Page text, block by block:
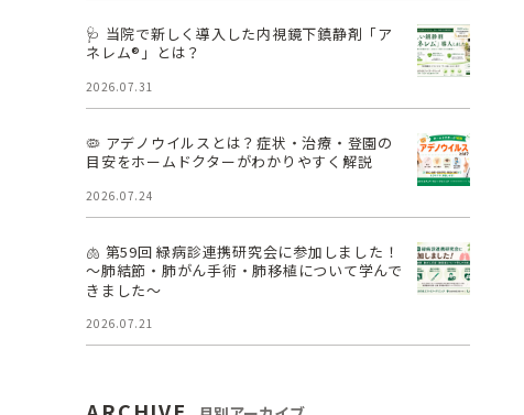
🩺 当院で新しく導入した内視鏡下鎮静剤「ア
ネレム®」とは？
2026.07.31
🦠 アデノウイルスとは？症状・治療・登園の
目安をホームドクターがわかりやすく解説
2026.07.24
🫁 第59回 緑病診連携研究会に参加しました！
～肺結節・肺がん手術・肺移植について学んで
きました～
2026.07.21